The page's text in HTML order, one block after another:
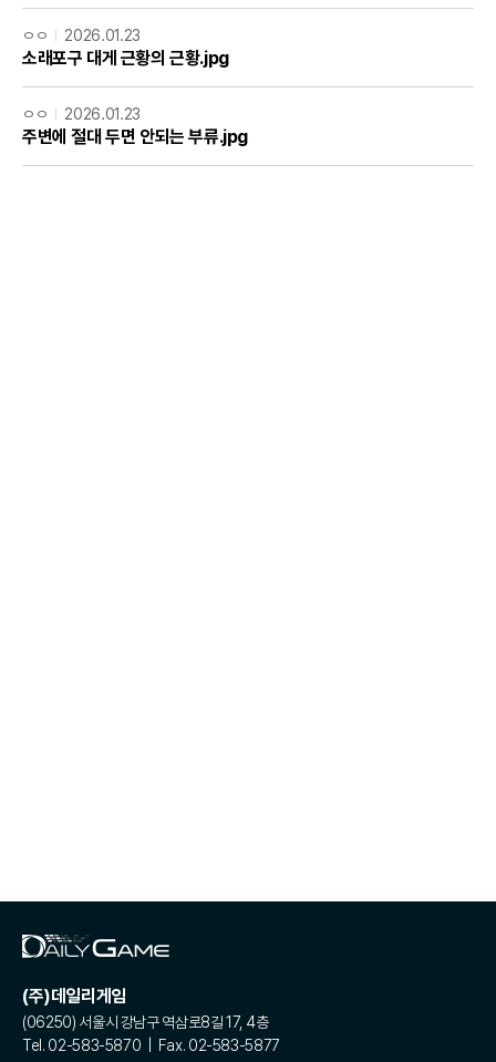
ㅇㅇ 2026.01.23
소래포구 대게 근황의 근황.jpg
ㅇㅇ 2026.01.23
주변에 절대 두면 안되는 부류.jpg
(주)데일리게임
(06250) 서울시 강남구 역삼로8길 17, 4층
Tel. 02-583-5870 | Fax. 02-583-5877